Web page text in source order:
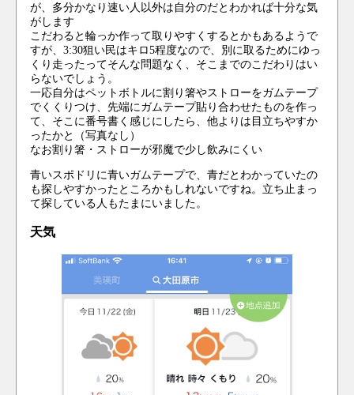
が、多分かなり速い人以外は自分のだとわかれば十分な気
がします
こだわると輪っか作って取りやすくするとかもあるようで
すが、3:30狙い民はキロ5程度なので、別に取るためにゆっ
くり走ったってそんな問題なく、そこまでのこだわりはい
らないでしょう。
一応自分はペットボトルに割り箸やストローをガムテープ
でくくりつけ、先端にガムテープ貼り合わせたものを作っ
て、そこに番号書く感じにしたら、他よりは目立ちやすか
ったかと（写真なし）
なお割り箸・ストローが邪魔で少し飲みにくい
青いスポドリに青いガムテープで、青だとわかっていたの
も探しやすかったところかもしれないですね。立ち止まっ
て探している人もたまにいました。
天気